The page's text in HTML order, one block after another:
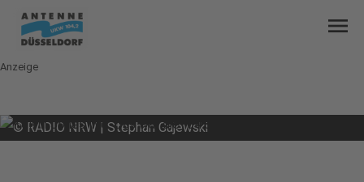
menu
Anzeige
© RADIO NRW | Stephan Gajewski